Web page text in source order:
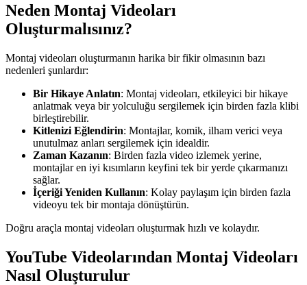
Neden Montaj Videoları
Oluşturmalısınız?
Montaj videoları oluşturmanın harika bir fikir olmasının bazı
nedenleri şunlardır:
Bir Hikaye Anlatın: Montaj videoları, etkileyici bir hikaye
anlatmak veya bir yolculuğu sergilemek için birden fazla klibi
birleştirebilir.
Kitlenizi Eğlendirin: Montajlar, komik, ilham verici veya
unutulmaz anları sergilemek için idealdir.
Zaman Kazanın: Birden fazla video izlemek yerine,
montajlar en iyi kısımların keyfini tek bir yerde çıkarmanızı
sağlar.
İçeriği Yeniden Kullanın: Kolay paylaşım için birden fazla
videoyu tek bir montaja dönüştürün.
Doğru araçla montaj videoları oluşturmak hızlı ve kolaydır.
YouTube Videolarından Montaj Videoları
Nasıl Oluşturulur